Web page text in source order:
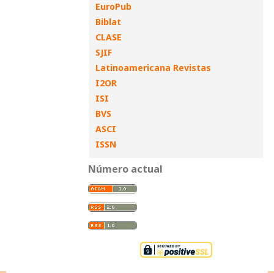
EuroPub
Biblat
CLASE
SJIF
Latinoamericana Revistas
I2OR
ISI
BVS
ASCI
ISSN
Número actual